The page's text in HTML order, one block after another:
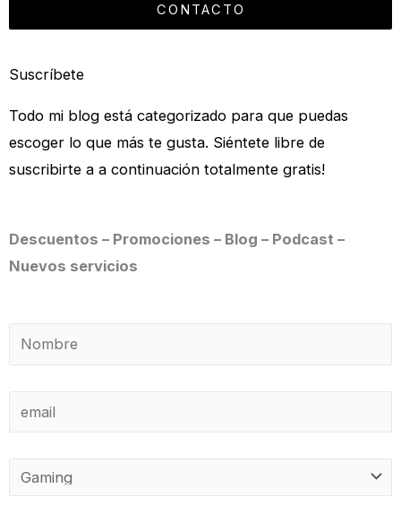
CONTACTO
Suscríbete
Todo mi blog está categorizado para que puedas
escoger lo que más te gusta. Siéntete libre de
suscribirte a a continuación totalmente gratis!
Descuentos – Promociones – Blog – Podcast –
Nuevos servicios